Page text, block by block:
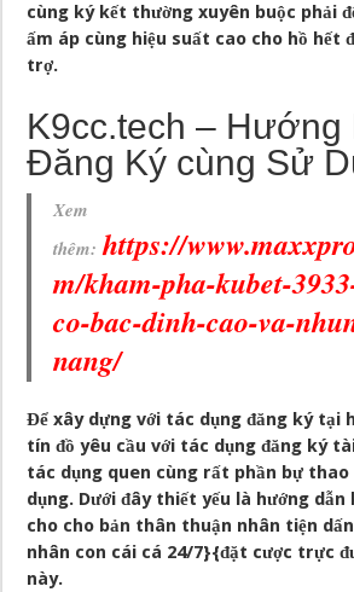
cùng ký kết thường xuyên buộc phải
ấm áp cùng hiệu suất cao cho hồ hết
trợ.
K9cc.tech – Hướng
Đăng Ký cùng Sử
Xem
thêm:https://
m/kham-pha-kubet-
co-bac-dinh-cao-va-
nang/
Để xây dựng với tác dụng đăng ký tại
tín đồ yêu cầu với tác dụng đăng ký
tác dụng quen cùng rất phần bự
dụng. Dưới đây thiết yếu là hướng dẫn
cho cho bản thân thuận nhân tiện
nhân con cái cá 24/7}{đặt cược trực
này.